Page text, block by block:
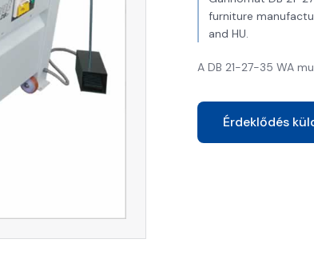
furniture
and HU.
A DB 21-27-35 WA
Érdeklődés